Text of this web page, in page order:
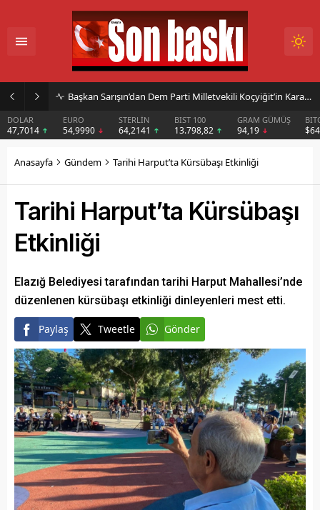
Başkan Sarışın’dan Dem Parti Milletvekili Koçyiğit’in Karakoçan’daki Konuşmasına Sert Tepki
DOLAR
47,7014
EURO
54,9990
STERLİN
64,2141
BIST 100
13.798,82
GRAM GÜMÜŞ
94,19
Anasayfa Gündem Tarihi Harput’ta Kürsübaşı Etkinliği
Tarihi Harput’ta Kürsübaşı
Etkinliği
Elazığ Belediyesi tarafından tarihi Harput Mahallesi’nde
düzenlenen kürsübaşı etkinliği dinleyenleri mest etti.
Paylaş Tweetle Gönder